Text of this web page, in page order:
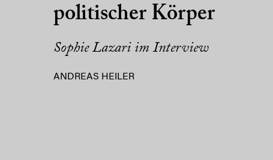
politischer Körper
Sophie Lazari im Interview
ANDREAS HEILER